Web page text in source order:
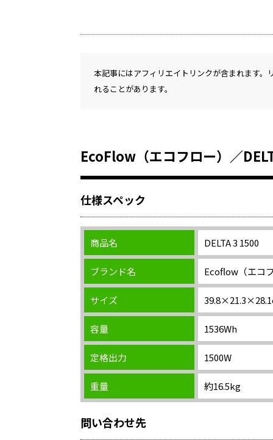
本記事にはアフィリエイトリンクが含まれます
れることがあります。
EcoFlow（エコフロー）／
仕様スペック
商品名 DELTA 3 1500
ブランド名 Ecoflow（エコ
サイズ
容量 1536Wh
定格出力 1500W
重量 約16.5kg
問い合わせ先